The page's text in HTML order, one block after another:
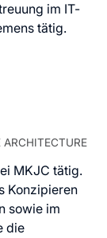
im IT-
tätig.
ARCHITECTURE
MKJC tätig.
Konzipieren
sowie im
die